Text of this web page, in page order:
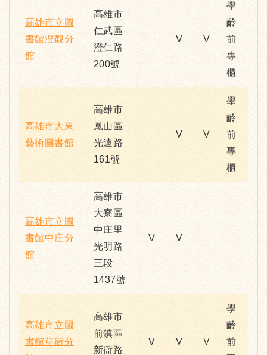
高雄市立圖
書館澄觀分
館
高雄市
仁武區
澄仁路
200號
V V
學
齡
前
專
櫃
高雄市大東
藝術圖書館
高雄市
鳳山區
光遠路
161號
V V
學
齡
前
專
櫃
高雄市立圖
書館中庄分
館
高雄市
大寮區
中庄里
光明路
三段
1437號
V V
高雄市立圖
書館草衙分
高雄市
前鎮區
新衙路
V V V
學
齡
前